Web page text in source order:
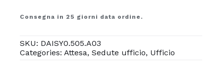
Consegna in 25 giorni data ordine.
SKU: DAISY0.505.A03
Categories: Attesa, Sedute ufficio, Ufficio